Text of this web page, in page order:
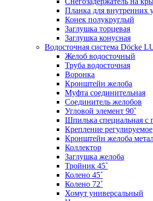
Планка для внутренних
Конек полукруглый
Заглушка торцевая
Заглушка конусная
Водосточная система Döcke
Желоб водосточный
Труба водосточная
Воронка
Кронштейн желоба
Муфта соединительная
Соединитель желобов
Угловой элемент 90˚
Шпилька специальная с
Крепление регулируемое
Кронштейн желоба
Коллектор
Заглушка желоба
Тройник 45˚
Колено 45˚
Колено 72˚
Хомут универсальный